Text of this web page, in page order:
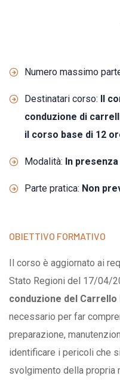
Numero massimo
Destinatari corso: Il
conduzione di
il corso base di 12
Modalità: In presenza
Parte pratica: Non
OBIETTIVO FORMATIVO
Il corso è aggiornato ai
Stato Regioni del 17/04/
conduzione del
necessario per far
preparazione,
identificare i pericoli che
svolgimento della propria